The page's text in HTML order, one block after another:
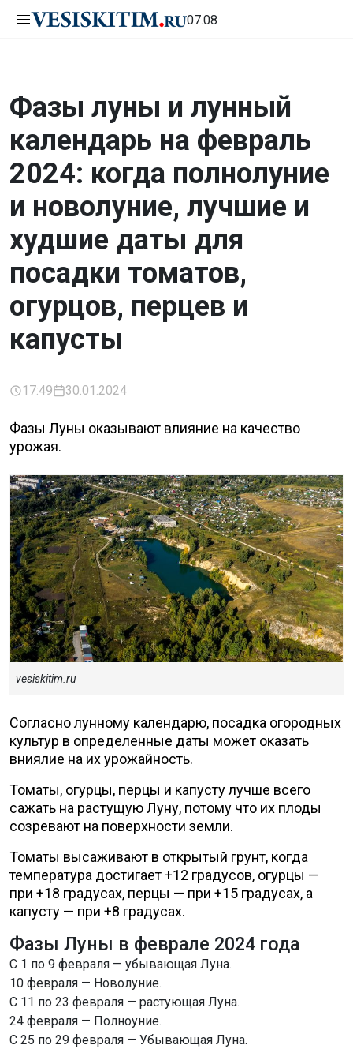
07.08
Фазы луны и лунный
календарь на февраль
2024: когда полнолуние
и новолуние, лучшие и
худшие даты для
посадки томатов,
огурцов, перцев и
капусты
17:49 30.01.2024
Фазы Луны оказывают влияние на качество
урожая.
vesiskitim.ru
Согласно лунному календарю, посадка огородных
культур в определенные даты может оказать
вниялие на их урожайность.
Томаты, огурцы, перцы и капусту лучше всего
сажать на растущую Луну, потому что их плоды
созревают на поверхности земли.
Томаты высаживают в открытый грунт, когда
температура достигает +12 градусов, огурцы —
при +18 градусах, перцы — при +15 градусах, а
капусту — при +8 градусах.
Фазы Луны в феврале 2024 года
С 1 по 9 февраля — убывающая Луна.
10 февраля — Новолуние.
С 11 по 23 февраля — растующая Луна.
24 февраля — Полноуние.
С 25 по 29 февраля — Убывающая Луна.